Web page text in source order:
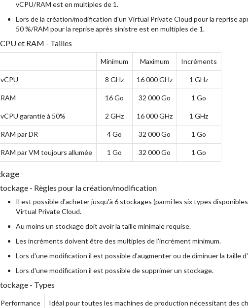
vCPU/RAM est en multiples de 1.
Lors de la création/modification d'un Virtual Private Cloud pour la reprise
50 %/RAM pour la reprise après sinistre est en multiples de 1.
et RAM - Tailles
Minimum Maximum Incréments
vCPU 8 GHz 16 000 GHz 1 GHz
RAM 16 Go 32 000 Go 1 Go
vCPU garantie à 50% 2 GHz 16 000 GHz 1 GHz
RAM par DR 4 Go 32 000 Go 1 Go
RAM par VM toujours allumée 1 Go 32 000 Go 1 Go
- Règles pour la création/modification
Il est possible d'acheter jusqu'à 6 stockages (parmi les six types
Virtual Private Cloud.
Au moins un stockage doit avoir la taille minimale requise.
Les incréments doivent être des multiples de l'incrément minimum.
Lors d'une modification il est possible d'augmenter ou de diminuer la taille
Lors d'une modification il est possible de supprimer un stockage.
- Types
Performance
Idéal pour toutes les machines de production nécessitant des